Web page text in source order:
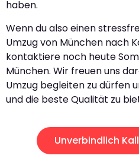
haben.
Wenn du also einen
Umzug von München nach
kontaktiere noch heute
München. Wir freuen uns
Umzug begleiten zu dürfen
und die beste Qualität zu
Unverbindlich